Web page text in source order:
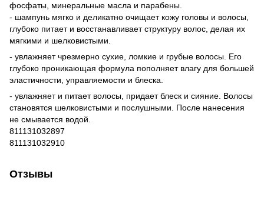
фосфаты, минеральные масла и парабены.
- шампунь мягко и деликатно очищает кожу головы и волосы,
глубоко питает и восстанавливает структуру волос, делая их
мягкими и шелковистыми.
- увлажняет чрезмерно сухие, ломкие и грубые волосы. Его
глубоко проникающая формула пополняет влагу для большей
эластичности, управляемости и блеска.
- увлажняет и питает волосы, придает блеск и сияние. Волосы
становятся шелковистыми и послушными. После нанесения
не смывается водой.
811131032897
811131032910
Отзывы